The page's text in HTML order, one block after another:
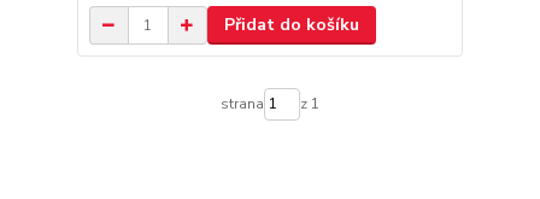
Přidat do košíku
strana z 1